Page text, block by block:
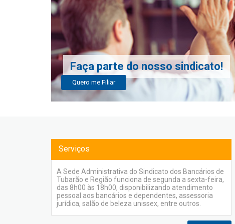
Faça parte do nosso sindicato!
Quero me Filiar
Serviços
A Sede Administrativa do Sindicato dos Bancários de
Tubarão e Região funciona de segunda a sexta-feira,
das 8h00 às 18h00, disponibilizando atendimento
pessoal aos bancários e dependentes, assessoria
jurídica, salão de beleza unissex, entre outros.